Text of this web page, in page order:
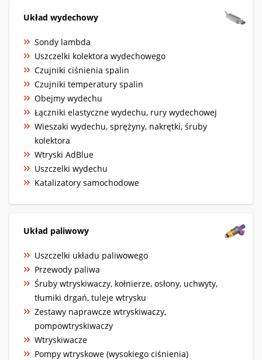
Układ wydechowy
Sondy lambda
Uszczelki kolektora wydechowego
Czujniki ciśnienia spalin
Czujniki temperatury spalin
Obejmy wydechu
Łączniki elastyczne wydechu, rury wydechowej
Wieszaki wydechu, sprężyny, nakrętki, śruby
kolektora
Wtryski AdBlue
Uszczelki wydechu
Katalizatory samochodowe
Układ paliwowy
Uszczelki układu paliwowego
Przewody paliwa
Śruby wtryskiwaczy, kołnierze, osłony, uchwyty,
tłumiki drgań, tuleje wtrysku
Zestawy naprawcze wtryskiwaczy,
pompowtryskiwaczy
Wtryskiwacze
Pompy wtryskowe (wysokiego ciśnienia)